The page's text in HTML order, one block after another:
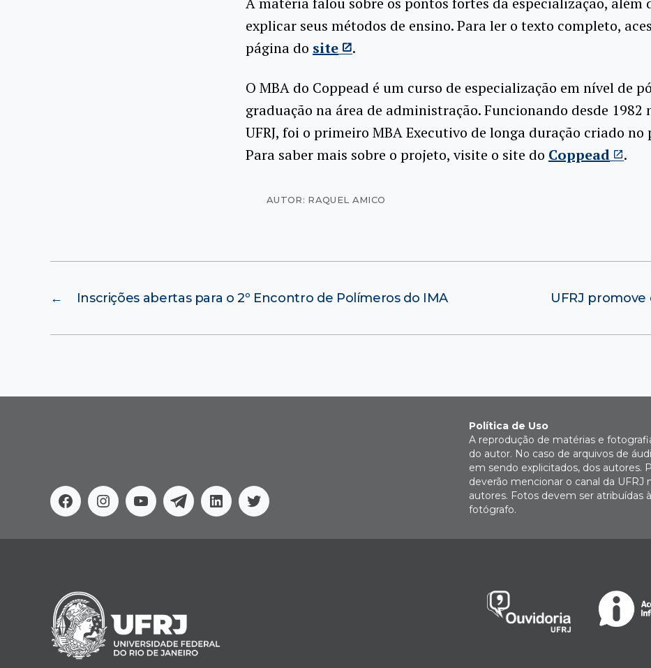
explicar seus métodos de ensino. Para ler o texto completo,
página do site .
O MBA do Coppead é um curso de especialização em nível de
graduação na área de administração. Funcionando desde 1982
UFRJ, foi o primeiro MBA Executivo de longa duração criado no
Para saber mais sobre o projeto, visite o site do Coppead .
AUTOR: RAQUEL AMICO
← Inscrições abertas para o 2º Encontro de Polímeros do IMA UFRJ
FacebookInstagram
YoutubeTelegramLinkedinTwitter
Política de Uso
A reprodução de matérias e
do autor. No caso de arquivos de
em sendo explicitados, dos autores.
deverão mencionar o canal da UFRJ
autores. Fotos devem ser atribuídas
fotógrafo.